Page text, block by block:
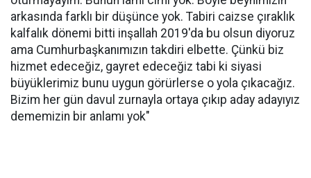
arkasında farklı bir düşünce yok. Tabiri caizse çıraklık
kalfalık dönemi bitti inşallah 2019'da bu olsun diyoruz
ama Cumhurbaşkanımızın takdiri elbette. Çünkü biz
hizmet edeceğiz, gayret edeceğiz tabi ki siyasi
büyüklerimiz bunu uygun görürlerse o yola çıkacağız.
Bizim her gün davul zurnayla ortaya çıkıp aday adayıyız
dememizin bir anlamı yok"